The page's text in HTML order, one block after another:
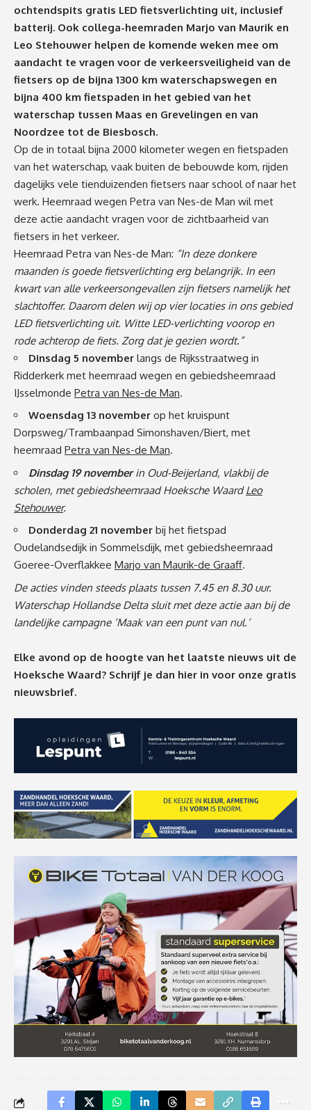
ochtendspits gratis LED fietsverlichting uit, inclusief
batterij. Ook collega-heemraden Marjo van Maurik en
Leo Stehouwer helpen de komende weken mee om
aandacht te vragen voor de verkeersveiligheid van de
fietsers op de bijna 1300 km waterschapswegen en
bijna 400 km fietspaden in het gebied van het
waterschap tussen Maas en Grevelingen en van
Noordzee tot de Biesbosch.
Op de in totaal bijna 2000 kilometer wegen en fietspaden
van het waterschap, vaak buiten de bebouwde kom, rijden
dagelijks vele tienduizenden fietsers naar school of naar het
werk. Heemraad wegen Petra van Nes-de Man wil met
deze actie aandacht vragen voor de zichtbaarheid van
fietsers in het verkeer.
Heemraad Petra van Nes-de Man: “In deze donkere
maanden is goede fietsverlichting erg belangrijk. In een
kwart van alle verkeersongevallen zijn fietsers namelijk het
slachtoffer. Daarom delen wij op vier locaties in ons gebied
LED fietsverlichting uit. Witte LED-verlichting voorop en
rode achterop de fiets. Zorg dat je gezien wordt.”
Dinsdag 5 november langs de Rijksstraatweg in
Ridderkerk met heemraad wegen en gebiedsheemraad
IJsselmonde Petra van Nes-de Man.
Woensdag 13 november op het kruispunt
Dorpsweg/Trambaanpad Simonshaven/Biert, met
heemraad Petra van Nes-de Man.
Dinsdag 19 novemberin Oud-Beijerland, vlakbij de
scholen, met gebiedsheemraad Hoeksche WaardLeo
Stehouwer.
Donderdag 21 november bij het fietspad
Oudelandsedijk in Sommelsdijk, met gebiedsheemraad
Goeree-Overflakkee Marjo van Maurik-de Graaff.
De acties vinden steeds plaats tussen 7.45 en 8.30 uur.
Waterschap Hollandse Delta sluit met deze actie aan bij de
landelijke campagne ‘Maak van een punt van nul.’
Elke avond op de hoogte van het laatste nieuws uit de
Hoeksche Waard? Schrijf je dan hier in voor onze gratis
nieuwsbrief.